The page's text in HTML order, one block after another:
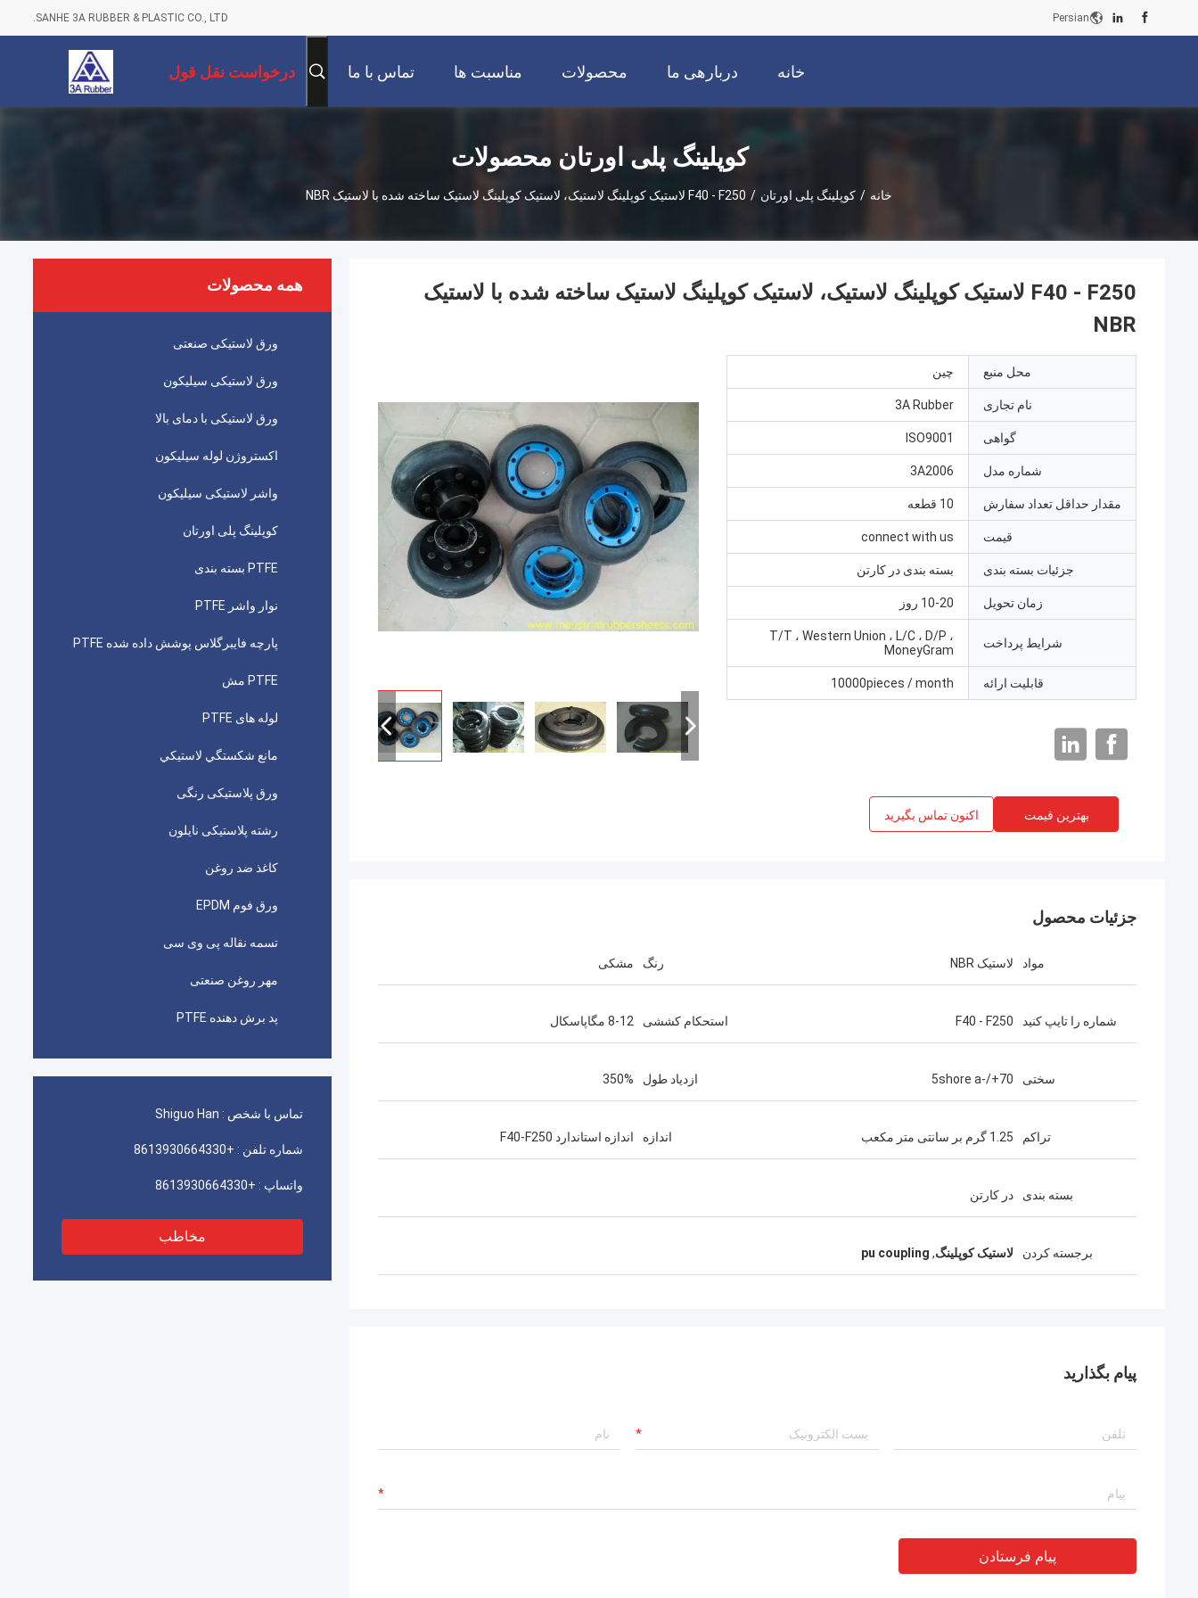
SANHE 3A RUBBER & PLASTIC CO., LTD. Persian
خانه دربارهی ما محصولات مناسبت ها تماس با ما درخواست نقل قول
کوپلینگ پلی اورتان محصولات
خانه / کوپلینگ پلی اورتان / F40 - F250 لاستیک کوپلینگ لاستیک، لاستیک کوپلینگ لاستیک ساخته شده با لاستیک NBR
همه محصولات
ورق لاستیکی صنعتی
ورق لاستیکی سیلیکون
ورق لاستیکی با دمای بالا
اکستروژن لوله سیلیکون
واشر لاستیکی سیلیکون
کوپلینگ پلی اورتان
PTFE بسته بندی
نوار واشر PTFE
پارچه فایبرگلاس پوشش داده شده PTFE
PTFE مش
لوله های PTFE
مانع شكستگي لاستيكي
ورق پلاستیکی رنگی
رشته پلاستیکی نایلون
کاغذ ضد روغن
ورق فوم EPDM
تسمه نقاله پی وی سی
مهر روغن صنعتی
پد برش دهنده PTFE
تماس با شخص : Shiguo Han
شماره تلفن : +8613930664330
واتساپ : +8613930664330
مخاطب
F40 - F250 لاستیک کوپلینگ لاستیک، لاستیک کوپلینگ لاستیک ساخته شده با لاستیک
NBR
محل منبع چین
نام تجاری 3A Rubber
گواهی ISO9001
شماره مدل 3A2006
مقدار حداقل تعداد سفارش 10 قطعه
قیمت connect with us
جزئیات بسته بندی بسته بندی در کارتن
زمان تحویل 10-20 روز
شرایط پرداخت
T/T ، Western Union ، L/C ، D/P ،
MoneyGram
قابلیت ارائه 10000pieces / month
بهترین قیمت اکنون تماس بگیرید
جزئیات محصول
مواد لاستیک NBR رنگ مشکی
شماره را تایپ کنید F40 - F250 استحکام کششی 8-12 مگاپاسکال
سختی 70+/-5shore a ازدیاد طول 350%
تراکم 1.25 گرم بر سانتی متر مکعب اندازه اندازه استاندارد F40-F250
بسته بندی در کارتن
برجسته کردن لاستیک کوپلینگ,
pu coupling
پیام بگذارید
پیام فرستادن